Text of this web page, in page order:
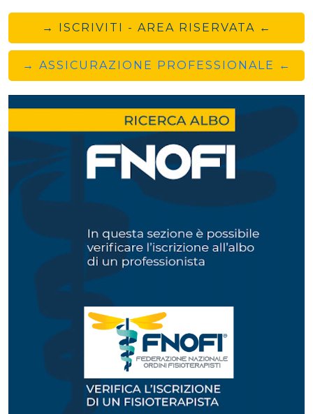
→ ISCRIVITI - AREA RISERVATA ←
→ ASSICURAZIONE PROFESSIONALE ←